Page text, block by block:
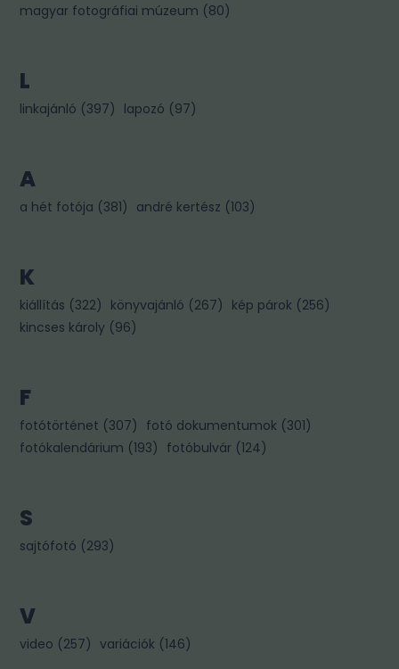
magyar fotográfiai múzeum (80)
L
linkajánló (397) lapozó (97)
A
a hét fotója (381) andré kertész (103)
K
kiállítás (322) könyvajánló (267) kép párok (256)
kincses károly (96)
F
fotótörténet (307) fotó dokumentumok (301)
fotókalendárium (193) fotóbulvár (124)
S
sajtófotó (293)
V
video (257) variációk (146)